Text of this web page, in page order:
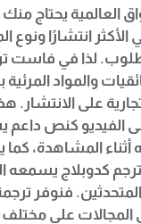
يحتاج منك
الأكثر انتشارًا ونوع
لذا في فاست
والمواد
على الانتشار.
الفيديو كنص
أثناء المشاهدة،
كدوبلاج يسمعه
فنوفر
المجالات على